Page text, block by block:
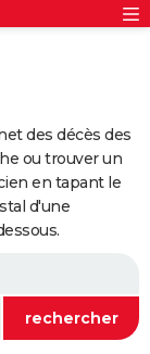
des décès des
ou trouver un
en tapant le
d'une